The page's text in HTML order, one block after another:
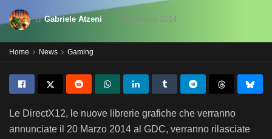
di Gabriele Atzeni 10 Marzo 2014
Home News Gaming
Le DirectX12, le nuove librerie grafiche che verranno
annunciate il 20 Marzo 2014 al GDC, verranno rilasciate